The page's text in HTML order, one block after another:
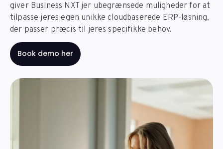
giver Business NXT jer ubegrænsede muligheder for at
tilpasse jeres egen unikke cloudbaserede ERP-løsning,
der passer præcis til jeres specifikke behov.
Book demo her